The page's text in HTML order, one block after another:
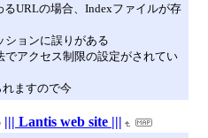
るURLの場合、Indexファイルが存
ションに誤りがある
でアクセス制限の設定がされてい
ますので今
||| Lantis web site |||